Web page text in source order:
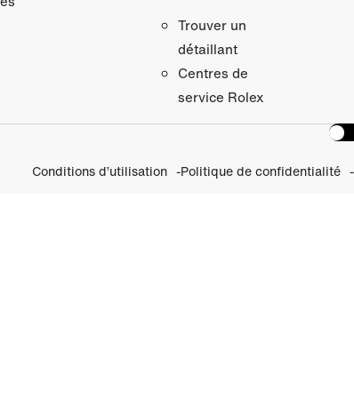
Trouver un
détaillant
Centres de
service Rolex
Conditions d’utilisation Politique de confidentialité